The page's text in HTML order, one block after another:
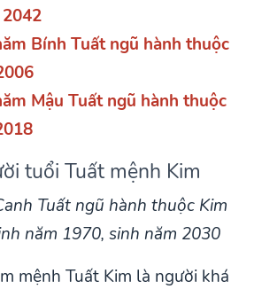
Bính Tuất ngũ hành thuộc
Mậu Tuất ngũ hành thuộc
tuổi Tuất mệnh Kim
Tuất ngũ hành thuộc Kim
năm 1970, sinh năm 2030
mệnh Tuất Kim là người khá